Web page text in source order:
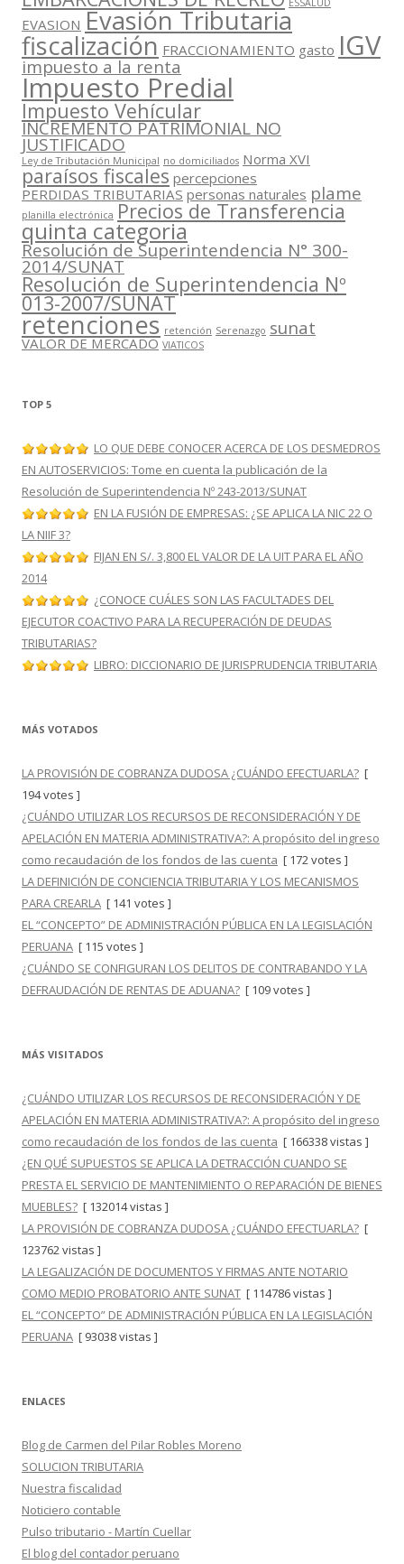
ESSALUD
EVASION Evasión Tributaria
fiscalización FRACCIONAMIENTO gasto IGV
impuesto a la renta
Impuesto Predial
Impuesto Vehícular
INCREMENTO PATRIMONIAL NO
JUSTIFICADO
Ley de Tributación Municipal no domiciliados Norma XVI
paraísos fiscales percepciones
PERDIDAS TRIBUTARIAS personas naturales plame
planilla electrónica Precios de Transferencia
quinta categoria
Resolución de Superintendencia N° 300-
2014/SUNAT
Resolución de Superintendencia Nº
013-2007/SUNAT
retenciones retención Serenazgo sunat
VALOR DE MERCADO VIATICOS
TOP 5
LO QUE DEBE CONOCER ACERCA DE LOS DESMEDROS
EN AUTOSERVICIOS: Tome en cuenta la publicación de la
Resolución de Superintendencia Nº 243-2013/SUNAT
EN LA FUSIÓN DE EMPRESAS: ¿SE APLICA LA NIC 22 O
LA NIIF 3?
FIJAN EN S/. 3,800 EL VALOR DE LA UIT PARA EL AÑO
2014
¿CONOCE CUÁLES SON LAS FACULTADES DEL
EJECUTOR COACTIVO PARA LA RECUPERACIÓN DE DEUDAS
TRIBUTARIAS?
LIBRO: DICCIONARIO DE JURISPRUDENCIA TRIBUTARIA
MÁS VOTADOS
LA PROVISIÓN DE COBRANZA DUDOSA ¿CUÁNDO EFECTUARLA? [
194 votes ]
¿CUÁNDO UTILIZAR LOS RECURSOS DE RECONSIDERACIÓN Y DE
APELACIÓN EN MATERIA ADMINISTRATIVA?: A propósito del ingreso
como recaudación de los fondos de las cuenta [ 172 votes ]
LA DEFINICIÓN DE CONCIENCIA TRIBUTARIA Y LOS MECANISMOS
PARA CREARLA [ 141 votes ]
EL “CONCEPTO” DE ADMINISTRACIÓN PÚBLICA EN LA LEGISLACIÓN
PERUANA [ 115 votes ]
¿CUÁNDO SE CONFIGURAN LOS DELITOS DE CONTRABANDO Y LA
DEFRAUDACIÓN DE RENTAS DE ADUANA? [ 109 votes ]
MÁS VISITADOS
¿CUÁNDO UTILIZAR LOS RECURSOS DE RECONSIDERACIÓN Y DE
APELACIÓN EN MATERIA ADMINISTRATIVA?: A propósito del ingreso
como recaudación de los fondos de las cuenta [ 166338 vistas ]
¿EN QUÉ SUPUESTOS SE APLICA LA DETRACCIÓN CUANDO SE
PRESTA EL SERVICIO DE MANTENIMIENTO O REPARACIÓN DE BIENES
MUEBLES? [ 132014 vistas ]
LA PROVISIÓN DE COBRANZA DUDOSA ¿CUÁNDO EFECTUARLA? [
123762 vistas ]
LA LEGALIZACIÓN DE DOCUMENTOS Y FIRMAS ANTE NOTARIO
COMO MEDIO PROBATORIO ANTE SUNAT [ 114786 vistas ]
EL “CONCEPTO” DE ADMINISTRACIÓN PÚBLICA EN LA LEGISLACIÓN
PERUANA [ 93038 vistas ]
ENLACES
Blog de Carmen del Pilar Robles Moreno
SOLUCION TRIBUTARIA
Nuestra fiscalidad
Noticiero contable
Pulso tributario - Martín Cuellar
El blog del contador peruano